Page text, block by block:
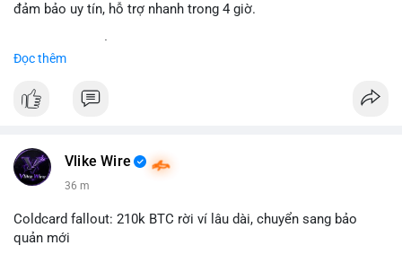
đảm bảo uy tín, hỗ trợ nhanh trong 4 giờ.
📞 WhatsApp: +1 660 215-8938
📧 Email: localpvashop@gmail.com
premium, PVA, aged với giá tốt nhất!
Đọc thêm
Vlike Wire
36 m
Coldcard fallout: 210k BTC rời ví lâu dài, chuyển sang bảo
quản mới